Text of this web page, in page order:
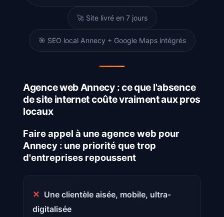
🚀 Site livré en 7 jours
🎯 SEO local Annecy + Google Maps intégrés
Agence web Annecy : ce que l'absence
de site internet coûte vraiment aux pros
locaux
Faire appel à une agence web pour
Annecy : une priorité que trop
d'entreprises repoussent
✕ Une clientèle aisée, mobile, ultra-
digitalisée